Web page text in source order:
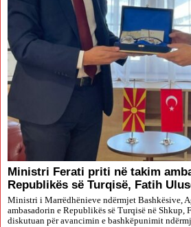
Ministri Ferati priti në takim
Republikës së Turqisë, Fatih
Ministri i Marrëdhënieve ndërmjet Bashkësive,
ambasadorin e Republikës së Turqisë në Shkup,
diskutuan për avancimin e bashkëpunimit